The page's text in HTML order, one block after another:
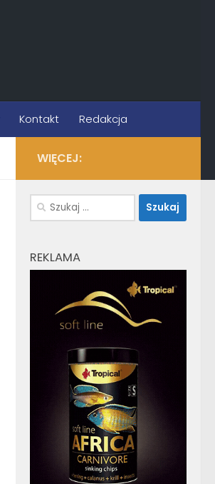
Kontakt Redakcja
WIĘCEJ:
Szukaj:
REKLAMA